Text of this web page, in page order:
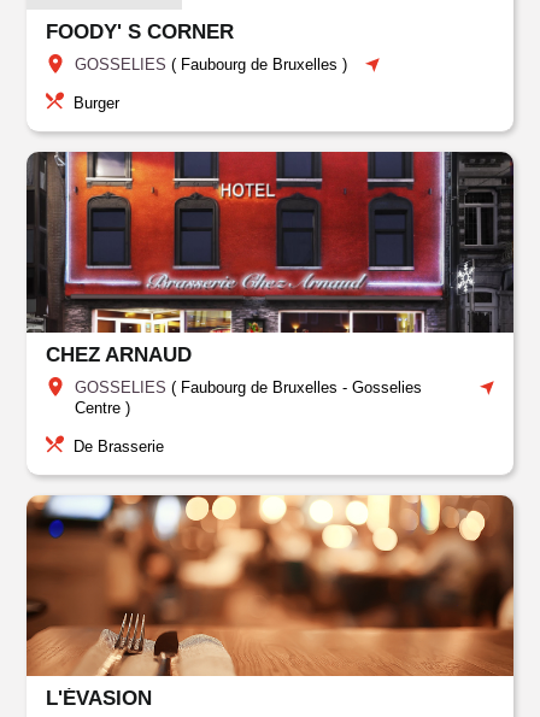
FOODY' S CORNER
GOSSELIES ( Faubourg de Bruxelles )
Burger
CHEZ ARNAUD
GOSSELIES ( Faubourg de Bruxelles - Gosselies
Centre )
De Brasserie
L'ÉVASION